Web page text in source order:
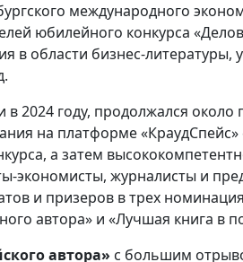
международного
юбилейного конкурса
в области бизнес-
2024 году, продолжался около
на платформе
а затем
экономисты, журналисты и
и призеров в трех
автора» и «Лучшая книга в
автора» с большим